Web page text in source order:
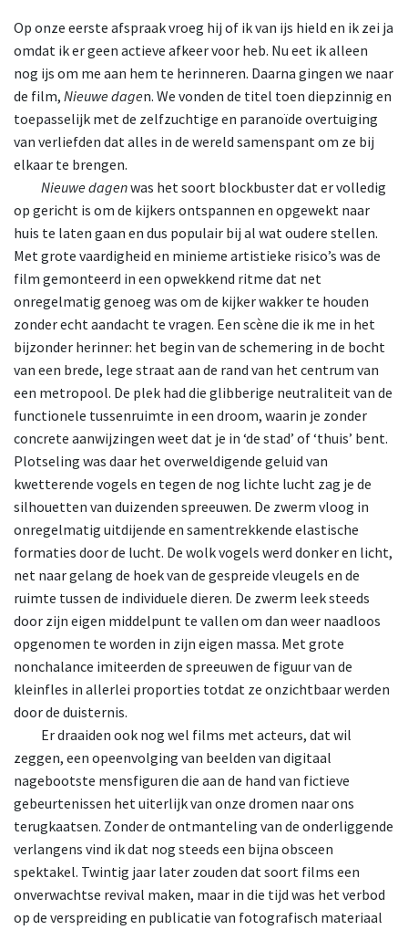
Op onze eerste afspraak vroeg hij of ik van ijs hield en ik zei ja
omdat ik er geen actieve afkeer voor heb. Nu eet ik alleen
nog ijs om me aan hem te herinneren. Daarna gingen we naar
de film, Nieuwe dagen. We vonden de titel toen diepzinnig en
toepasselijk met de zelfzuchtige en paranoïde overtuiging
van verliefden dat alles in de wereld samenspant om ze bij
elkaar te brengen.
Nieuwedagenwas het soort blockbuster dat er volledig
op gericht is om de kijkers ontspannen en opgewekt naar
huis te laten gaan en dus populair bij al wat oudere stellen.
Met grote vaardigheid en minieme artistieke risico’s was de
film gemonteerd in een opwekkend ritme dat net
onregelmatig genoeg was om de kijker wakker te houden
zonder echt aandacht te vragen. Een scène die ik me in het
bijzonder herinner: het begin van de schemering in de bocht
van een brede, lege straat aan de rand van het centrum van
een metropool. De plek had die glibberige neutraliteit van de
functionele tussenruimte in een droom, waarin je zonder
concrete aanwijzingen weet dat je in ‘de stad’ of ‘thuis’ bent.
Plotseling was daar het overweldigende geluid van
kwetterende vogels en tegen de nog lichte lucht zag je de
silhouetten van duizenden spreeuwen. De zwerm vloog in
onregelmatig uitdijende en samentrekkende elastische
formaties door de lucht. De wolk vogels werd donker en licht,
net naar gelang de hoek van de gespreide vleugels en de
ruimte tussen de individuele dieren. De zwerm leek steeds
door zijn eigen middelpunt te vallen om dan weer naadloos
opgenomen te worden in zijn eigen massa. Met grote
nonchalance imiteerden de spreeuwen de figuur van de
kleinfles in allerlei proporties totdat ze onzichtbaar werden
door de duisternis.
Erdraaiden ook nog wel films met acteurs, dat wil
zeggen, een opeenvolging van beelden van digitaal
nagebootste mensfiguren die aan de hand van fictieve
gebeurtenissen het uiterlijk van onze dromen naar ons
terugkaatsen. Zonder de ontmanteling van de onderliggende
verlangens vind ik dat nog steeds een bijna obsceen
spektakel. Twintig jaar later zouden dat soort films een
onverwachtse revival maken, maar in die tijd was het verbod
op de verspreiding en publicatie van fotografisch materiaal